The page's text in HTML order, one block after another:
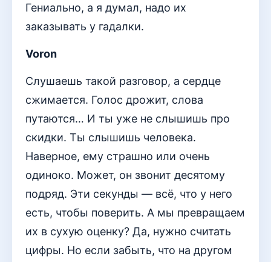
Гениально, а я думал, надо их
заказывать у гадалки.
Voron
Слушаешь такой разговор, а сердце
сжимается. Голос дрожит, слова
путаются… И ты уже не слышишь про
скидки. Ты слышишь человека.
Наверное, ему страшно или очень
одиноко. Может, он звонит десятому
подряд. Эти секунды — всё, что у него
есть, чтобы поверить. А мы превращаем
их в сухую оценку? Да, нужно считать
цифры. Но если забыть, что на другом